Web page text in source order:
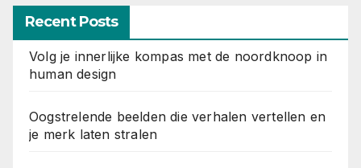
Recent Posts
Volg je innerlijke kompas met de noordknoop in
human design
Oogstrelende beelden die verhalen vertellen en
je merk laten stralen